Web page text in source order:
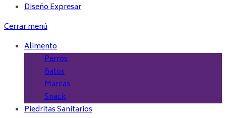
Diseño Expresar
Cerrar menú
Alimento
Perros
Gatos
Marcas
Snack
Piedritas Sanitarios